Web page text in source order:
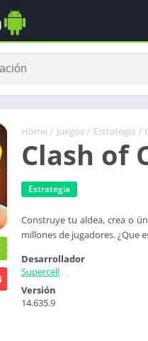
Home / Juegos / Estrategia /
Clash of
Estrategia
Construye tu aldea, crea o
millones de jugadores. ¿Que
Desarrollador
Supercell
Versión
14.635.9